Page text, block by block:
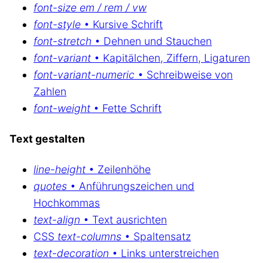
font-size em / rem / vw
font-style • Kursive Schrift
font-stretch • Dehnen und Stauchen
font-variant • Kapitälchen, Ziffern, Ligaturen
font-variant-numeric • Schreibweise von
Zahlen
font-weight • Fette Schrift
Text gestalten
line-height • Zeilenhöhe
quotes • Anführungszeichen und
Hochkommas
text-align • Text ausrichten
CSS text-columns • Spaltensatz
text-decoration • Links unterstreichen